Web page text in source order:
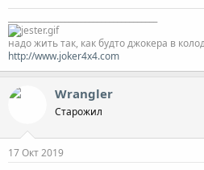
надо жить так, как будто джокера в
http://www.joker4x4.com
Wrangler
Старожил
17 Окт 2019